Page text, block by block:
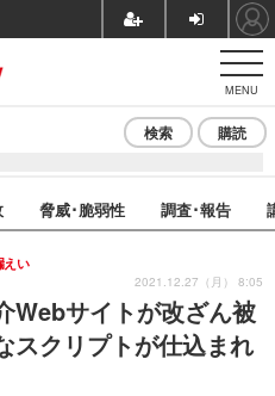
MENU
検索 購読
脅威･脆弱性 調査･報告
Webサイトが改ざん被
スクリプトが仕込まれ
えい
2021.12.27（月） 8:05